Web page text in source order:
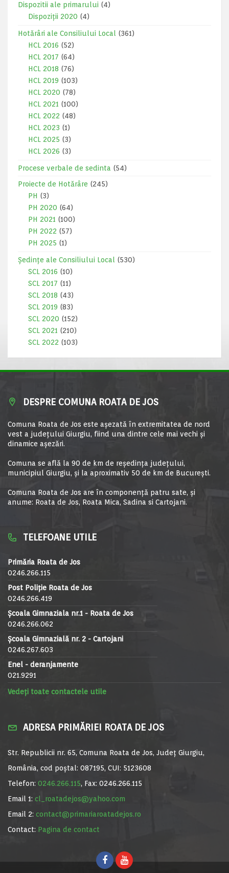
Dispozitii ale primarului (4)
Dispoziții 2020 (4)
Hotărâri ale Consiliului Local
(361)
HCL 2016 (52)
HCL 2017 (64)
HCL 2018 (76)
HCL 2019 (103)
HCL 2020 (78)
HCL 2021 (100)
HCL 2022 (48)
HCL 2023 (1)
HCL 2025 (3)
HCL 2026 (3)
Procese verbale de sedinta (54)
Proiecte de Hotărâre (245)
PH (3)
PH 2020 (64)
PH 2021 (100)
PH 2022 (57)
PH 2025 (1)
Ședințe ale Consiliului Local
(530)
SCL 2016 (10)
SCL 2017 (11)
SCL 2018 (43)
SCL 2019 (83)
SCL 2020 (152)
SCL 2021 (210)
SCL 2022 (103)
DESPRE COMUNA ROATA DE JOS
Comuna Roata de Jos este aşezată în extremitatea de nord
vest a judeţului Giurgiu, fiind una dintre cele mai vechi şi
dinamice aşezări.
Comuna se află la 90 de km de reşedinţa judeţului,
municipiul Giurgiu, şi la aproximativ 50 de km de Bucureşti.
Comuna Roata de Jos are în componență patru sate, și
anume: Roata de Jos, Roata Mica, Sadina si Cartojani.
TELEFOANE UTILE
Primăria Roata de Jos
0246.266.115
Post Poliție Roata de Jos
0246.266.419
Școala Gimnaziala nr.1 - Roata de Jos
0246.266.062
Școala Gimnazială nr. 2 - Cartojani
0246.267.603
Enel - deranjamente
021.9291
Vedeți toate contactele utile
ADRESA PRIMĂRIEI ROATA DE JOS
Str. Republicii nr. 65, Comuna Roata de Jos, Județ Giurgiu,
România, cod poștal: 087195, CUI: 5123608
Telefon: 0246.266.115, Fax: 0246.266.115
Email 1: cl_roatadejos@yahoo.com
Email 2: contact@primariaroatadejos.ro
Contact: Pagina de contact